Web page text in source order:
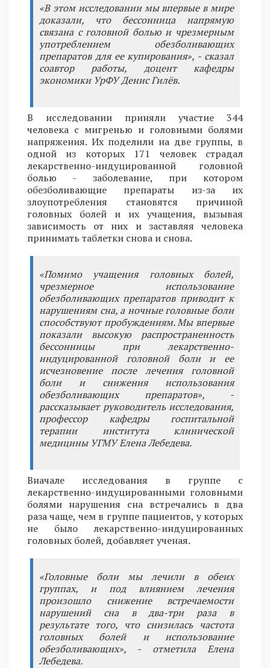
«В этом исследовании мы впервые в мире
доказали, что бессонница напрямую
связана с головной болью и чрезмерным
употреблением обезболивающих
препаратов для ее купирования», - сказал
соавтор работы, доцент кафедры
экономики УрФУ Денис Гилёв.
В исследовании приняли участие 344
человека с мигренью и головными болями
напряжения. Их поделили на две группы, в
одной из которых 171 человек страдал
лекарственно-индуцированной головной
болью - заболевание, при котором
обезболивающие препараты из-за их
злоупотребления становятся причиной
головных болей и их учащения, вызывая
зависимость от них и заставляя человека
принимать таблетки снова и снова.
«Помимо учащения головных болей,
чрезмерное использование
обезболивающих препаратов приводит к
нарушениям сна, а ночные головные боли
способствуют пробуждениям. Мы впервые
показали высокую распространенность
бессонницы при лекарственно-
индуцированной головной боли и ее
исчезновение после лечения головной
боли и снижения использования
обезболивающих препаратов», -
рассказывает руководитель исследования,
профессор кафедры госпитальной
терапии института клинической
медицины УГМУ Елена Лебедева.
Вначале исследования в группе с
лекарственно-индуцированными головными
болями нарушения сна встречались в два
раза чаще, чем в группе пациентов, у которых
не было лекарственно-индуцированных
головных болей, добавляет ученая.
«Головные боли мы лечили в обеих
группах, и под влиянием лечения
произошло снижение встречаемости
нарушений сна в два-три раза в
результате того, что снизилась частота
головных болей и использование
обезболивающих», - отметила Елена
Лебедева.